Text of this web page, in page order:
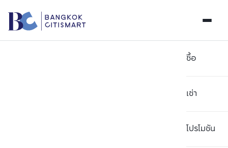
ซื้อ
เช่า
โปรโมชัน